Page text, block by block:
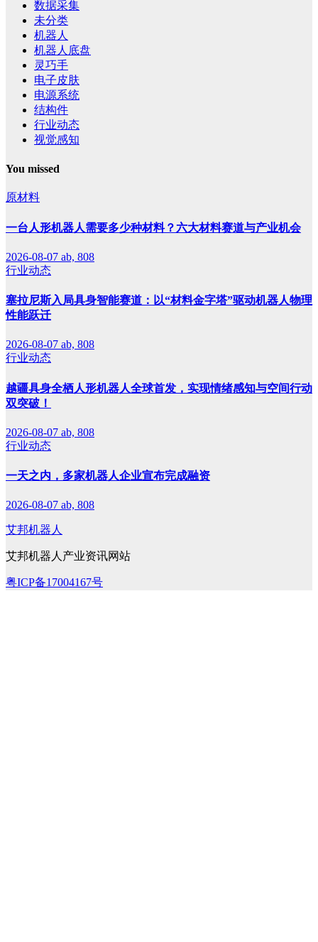
数据采集
未分类
机器人
机器人底盘
灵巧手
电子皮肤
电源系统
结构件
行业动态
视觉感知
You missed
原材料
一台人形机器人需要多少种材料？六大材料赛道与产业机会
2026-08-07 ab, 808
行业动态
塞拉尼斯入局具身智能赛道：以“材料金字塔”驱动机器人物理
性能跃迁
2026-08-07 ab, 808
行业动态
越疆具身全栖人形机器人全球首发，实现情绪感知与空间行动
双突破！
2026-08-07 ab, 808
行业动态
一天之内，多家机器人企业宣布完成融资
2026-08-07 ab, 808
艾邦机器人
艾邦机器人产业资讯网站
粤ICP备17004167号